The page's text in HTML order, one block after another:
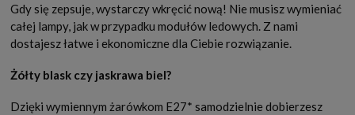
Gdy się zepsuje, wystarczy wkręcić nową! Nie musisz wymieniać
całej lampy, jak w przypadku modułów ledowych. Z nami
dostajesz łatwe i ekonomiczne dla Ciebie rozwiązanie.
Żółty blask czy jaskrawa biel?
Dzięki wymiennym żarówkom E27* samodzielnie dobierzesz